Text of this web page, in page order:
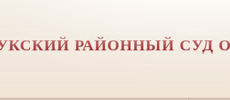
РАЙОННЫЙ СУД